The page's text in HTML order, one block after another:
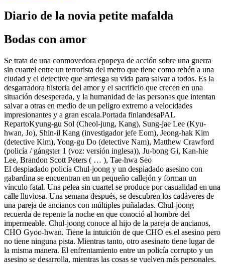
Diario de la novia petite mafalda
Bodas con amor
Se trata de una conmovedora epopeya de acción sobre una guerra
sin cuartel entre un terrorista del metro que tiene como rehén a una
ciudad y el detective que arriesga su vida para salvar a todos. Es la
desgarradora historia del amor y el sacrificio que crecen en una
situación desesperada, y la humanidad de las personas que intentan
salvar a otras en medio de un peligro extremo a velocidades
impresionantes y a gran escala.Portada finlandesaPAL
RepartoKyung-gu Sol (Cheol-jung, Kang), Sung-jae Lee (Kyu-
hwan, Jo), Shin-il Kang (investigador jefe Eom), Jeong-hak Kim
(detective Kim), Yong-gu Do (detective Nam), Matthew Crawford
(policía / gángster 1 (voz: versión inglesa)), Ju-bong Gi, Kan-hie
Lee, Brandon Scott Peters ( … ), Tae-hwa Seo
El despiadado policía Chul-joong y un despiadado asesino con
gabardina se encuentran en un pequeño callejón y forman un
vínculo fatal. Una pelea sin cuartel se produce por casualidad en una
calle lluviosa. Una semana después, se descubren los cadáveres de
una pareja de ancianos con múltiples puñaladas. Chul-joong
recuerda de repente la noche en que conoció al hombre del
impermeable. Chul-joong conoce al hijo de la pareja de ancianos,
CHO Gyoo-hwan. Tiene la intuición de que CHO es el asesino pero
no tiene ninguna pista. Mientras tanto, otro asesinato tiene lugar de
la misma manera. El enfrentamiento entre un policía corrupto y un
asesino se desarrolla, mientras las cosas se vuelven más personales.